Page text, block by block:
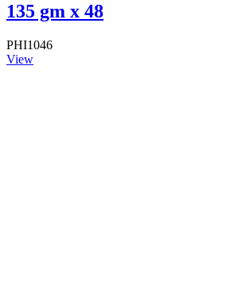
135 gm x 48
PHI1046
View